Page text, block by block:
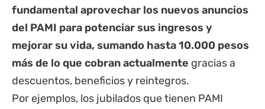
fundamental aprovechar los nuevos anuncios
del PAMI para potenciar sus ingresos y
mejorar su vida, sumando hasta 10.000 pesos
más de lo que cobran actualmente gracias a
descuentos, beneficios y reintegros.
Por ejemplos, los jubilados que tienen PAMI